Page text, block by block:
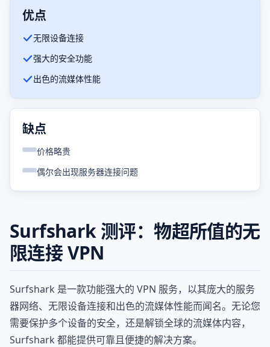
优点
无限设备连接
强大的安全功能
出色的流媒体性能
缺点
价格略贵
偶尔会出现服务器连接问题
Surfshark 测评：物超所值的无
限连接 VPN
Surfshark 是一款功能强大的 VPN 服务，以其庞大的服务
器网络、无限设备连接和出色的流媒体性能而闻名。无论您
需要保护多个设备的安全，还是解锁全球的流媒体内容，
Surfshark 都能提供可靠且便捷的解决方案。